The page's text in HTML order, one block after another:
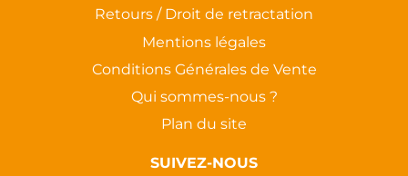
Retours / Droit de retractation
Mentions légales
Conditions Générales de Vente
Qui sommes-nous ?
Plan du site
SUIVEZ-NOUS